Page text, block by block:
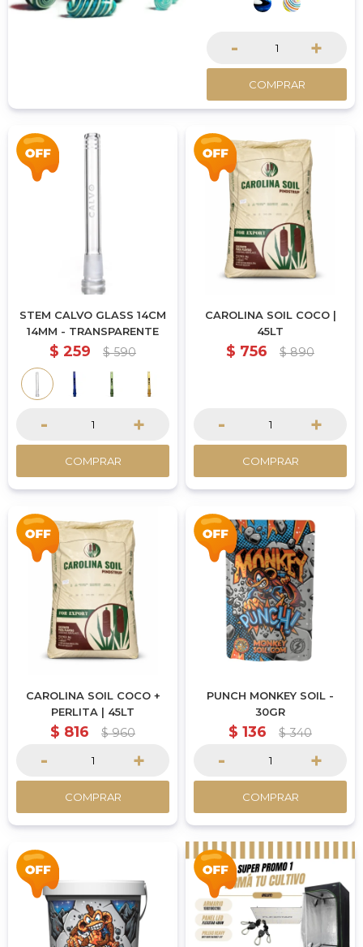
- +
COMPRAR
STEM CALVO GLASS 14CM
14MM - TRANSPARENTE
$ 259 $ 590
- +
COMPRAR
CAROLINA SOIL COCO |
45LT
$ 756 $ 890
- +
COMPRAR
CAROLINA SOIL COCO +
PERLITA | 45LT
$ 816 $ 960
- +
COMPRAR
PUNCH MONKEY SOIL -
30GR
$ 136 $ 340
- +
COMPRAR